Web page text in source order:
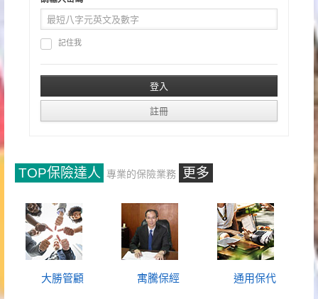
記住我
TOP保險達人 專業的保險業務 更多
大勝管顧 寓騰保經 通用保代